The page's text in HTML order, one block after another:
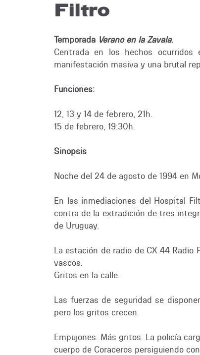
Filtro
Temporada Verano en la Zavala.
Centrada en los hechos
manifestación masiva y una brutal
Funciones:
12, 13 y 14 de febrero, 21h.
15 de febrero, 19:30h.
Sinopsis
Noche del 24 de agosto de 1994 en
En las inmediaciones del Hospital
contra de la extradición de tres
de Uruguay.
La estación de radio de CX 44
vascos.
Gritos en la calle.
Las fuerzas de seguridad se
pero los gritos crecen.
Empujones. Más gritos. La policía
cuerpo de Coraceros persiguiendo